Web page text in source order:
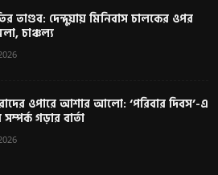
তাণ্ডব: দেন্দুয়ায় মিনিবাস চালকের ওপর
চাঞ্চল্য
ওপারে আশার আলো: ‘পরিবার দিবস’-এ
গড়ার বার্তা